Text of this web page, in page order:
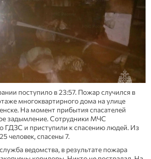
поступило в 23:57. Пожар случился в
многоквартирного дома на улице
На момент прибытия спасателей
задымление. Сотрудники МЧС
ГДЗС и приступили к спасению людей. Из
человек, спасены 7.
ведомства, в результате пожара